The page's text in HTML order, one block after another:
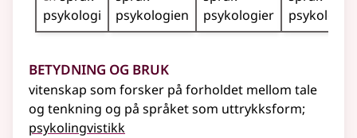
psykologi
psykologien
psykologier
Betydning og bruk
vitenskap som forsker på forholdet mellom tale
og tenkning og på språket som uttrykksform;
psykolingvistikk